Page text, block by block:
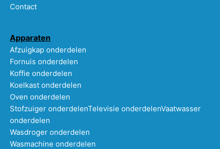
Contact
Apparaten
Afzuigkap onderdelen
Fornuis onderdelen
Koffie onderdelen
Koelkast onderdelen
Oven onderdelen
Stofzuiger onderdelenTelevisie onderdelenVaatwasser
onderdelen
Wasdroger onderdelen
Wasmachine onderdelen